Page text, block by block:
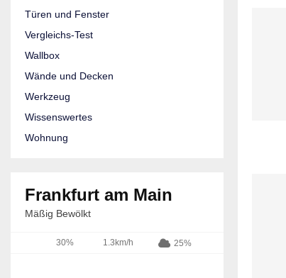
Türen und Fenster
Vergleichs-Test
Wallbox
Wände und Decken
Werkzeug
Wissenswertes
Wohnung
Frankfurt am Main
Mäßig Bewölkt
30% 1.3km/h 25%